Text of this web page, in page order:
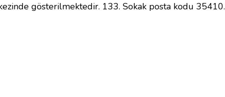
gösterilmektedir. 133. Sokak posta kodu 35410.